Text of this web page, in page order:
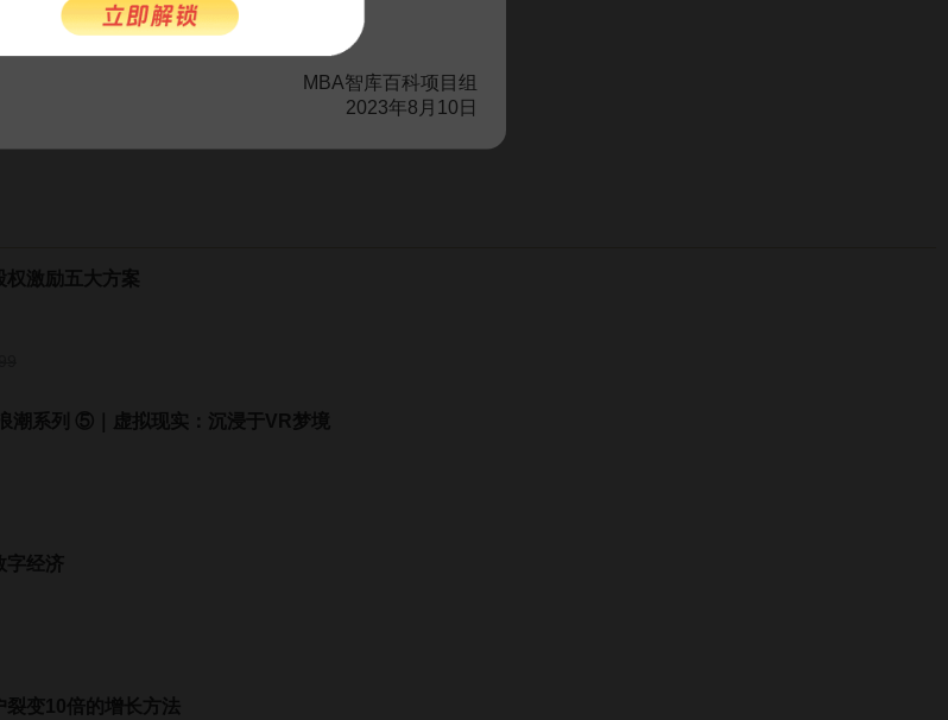
权激励五大方案
大师开讲·未来浪潮系列 ⑤｜虚拟现实：沉浸于VR梦境
字经济
裂变10倍的增长方法
同见证彼此的成长和进步！
MBA智库百科项目组
2023年8月10日